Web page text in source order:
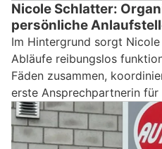
Nicole Schlatter:
persönliche
Im Hintergrund sorgt
Abläufe reibungslos
Fäden zusammen,
erste Ansprechpartnerin für